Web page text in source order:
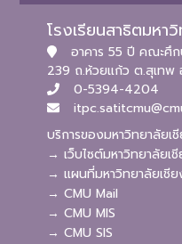
อาคาร 55 ปี คณะศึก
239 ถ.ห้วยแก้ว ต.สุเทพ
0-5394-4204
บริการของมหาวิทยาลัยเ
→ เว็บไซต์มหาวิทยาลัยเ
→ แผนที่มหาวิทยาลัยเชีย
→ CMU Mail
→ CMU MIS
→ CMU SIS